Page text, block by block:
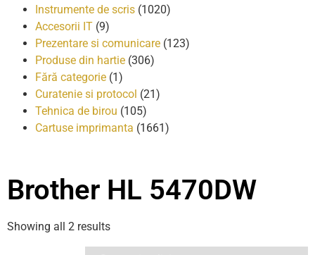
Instrumente de scris (1020)
Accesorii IT (9)
Prezentare si comunicare (123)
Produse din hartie (306)
Fără categorie (1)
Curatenie si protocol (21)
Tehnica de birou (105)
Cartuse imprimanta (1661)
Brother HL 5470DW
Showing all 2 results